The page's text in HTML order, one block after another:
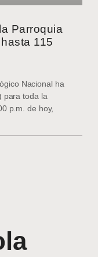
Parroquia
115
Nacional ha
para toda la
p.m. de hoy,